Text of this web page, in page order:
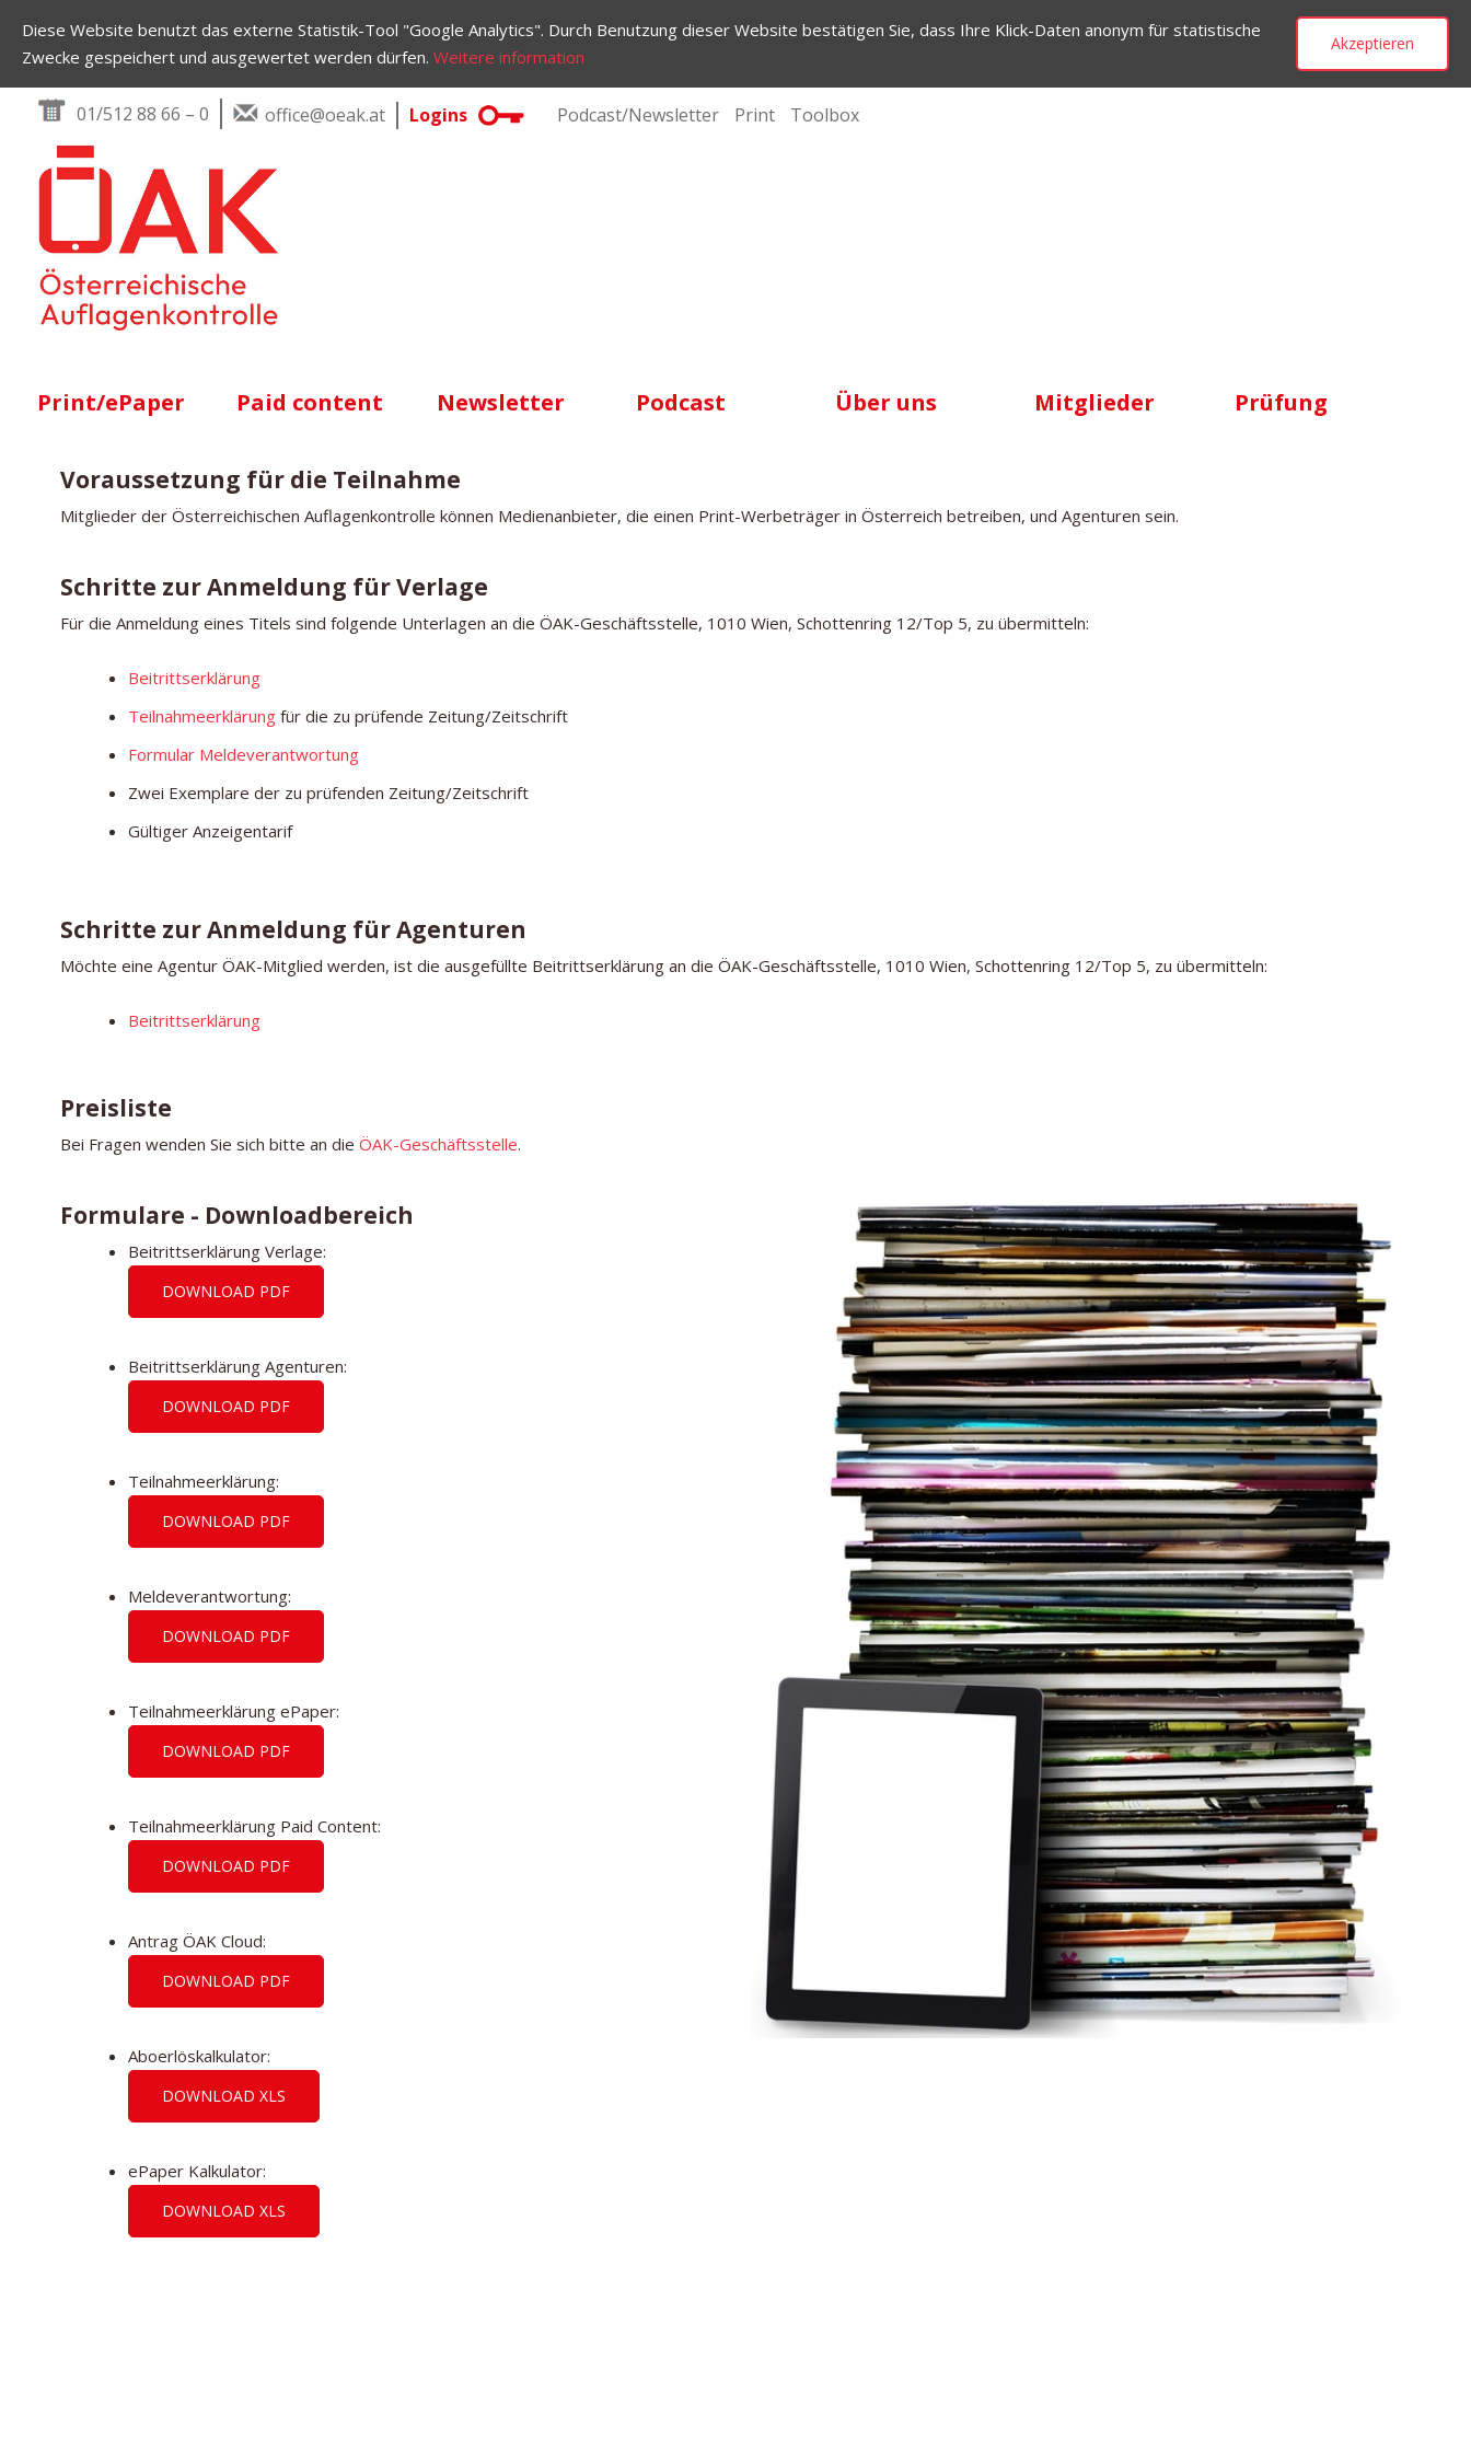
Skip to content
01/512 88 66 – 0 office@oeak.at Logins Podcast/Newsletter Print Toolbox
Main Navigation
Print/ePaper Paid content Newsletter Podcast Über uns Mitglieder Prüfung
Voraussetzung für die Teilnahme
Mitglieder der Österreichischen Auflagenkontrolle können Medienanbieter, die einen Print-Werbeträger in Österreich betreiben, und Agenturen sein.
Schritte zur Anmeldung für Verlage
Für die Anmeldung eines Titels sind folgende Unterlagen an die ÖAK-Geschäftsstelle, 1010 Wien, Schottenring 12/Top 5, zu übermitteln:
Beitrittserklärung
Teilnahmeerklärungfür die zu prüfende Zeitung/Zeitschrift
Formular Meldeverantwortung
Zwei Exemplare der zu prüfenden Zeitung/Zeitschrift
Gültiger Anzeigentarif
Schritte zur Anmeldung für Agenturen
Möchte eine Agentur ÖAK-Mitglied werden, ist die ausgefüllte Beitrittserklärung an die ÖAK-Geschäftsstelle, 1010 Wien, Schottenring 12/Top 5, zu übermitteln:
Beitrittserklärung
Preisliste
Bei Fragen wenden Sie sich bitte an die ÖAK-Geschäftsstelle.
Formulare - Downloadbereich
Beitrittserklärung Verlage:
DOWNLOAD PDF
Beitrittserklärung Agenturen:
DOWNLOAD PDF
Teilnahmeerklärung:
DOWNLOAD PDF
Meldeverantwortung:
DOWNLOAD PDF
Teilnahmeerklärung ePaper:
DOWNLOAD PDF
Teilnahmeerklärung Paid Content:
DOWNLOAD PDF
Antrag ÖAK Cloud:
DOWNLOAD PDF
Aboerlöskalkulator:
DOWNLOAD XLS
ePaper Kalkulator:
DOWNLOAD XLS
Diese Website benutzt das externe Statistik-Tool "Google Analytics". Durch Benutzung dieser Website bestätigen Sie, dass Ihre Klick-Daten anonym für statistische
Zwecke gespeichert und ausgewertet werden dürfen. Weitere information
Akzeptieren